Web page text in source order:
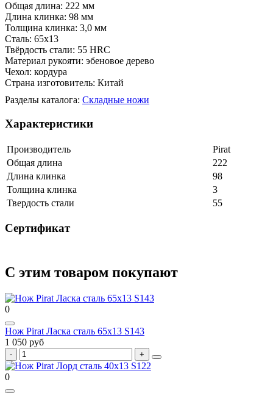
Общая длина: 222 мм
Длина клинка: 98 мм
Толщина клинка: 3,0 мм
Сталь: 65х13
Твёрдость стали: 55 HRC
Материал рукояти: эбеновое дерево
Чехол: кордура
Страна изготовитель: Китай
Разделы каталога: Складные ножи
Характеристики
Производитель
Pirat
Общая длина
222
Длина клинка
98
Толщина клинка
3
Твердость стали
55
Сертификат
С этим товаром покупают
0
Нож Pirat Ласка сталь 65х13 S143
1 050 руб
0